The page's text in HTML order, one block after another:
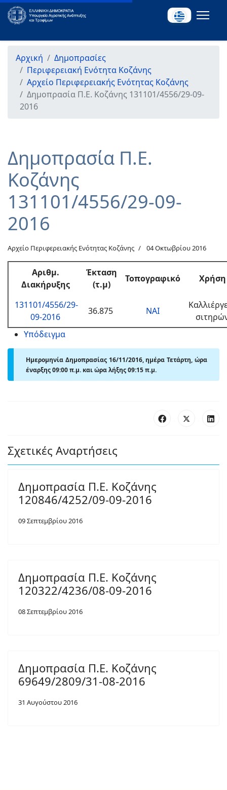
Αρχική
Δημοπρασίες
Περιφερειακή Ενότητα Κοζάνης
Αρχείο Περιφερειακής Ενότητας Κοζάνης
Δημοπρασία Π.Ε. Κοζάνης 131101/4556/29-09-
2016
Δημοπρασία Π.Ε.
Κοζάνης
131101/4556/29-09-
2016
Αρχείο Περιφερειακής Ενότητας Κοζάνης 04 Οκτωβρίου 2016
Αριθμ.
Διακήρυξης
Έκταση
(τ.μ)
Τοπογραφικό Χρήση
131101/4556/29-
09-2016
36.875 ΝΑΙ
Υπόδειγμα
Ημερομηνία Δημοπρασίας 16/11/2016, ημέρα Τετάρτη, ώρα
έναρξης 09:00 π.μ. και ώρα λήξης 09:15 π.μ.
Σχετικές Αναρτήσεις
Δημοπρασία Π.Ε. Κοζάνης
120846/4252/09-09-2016
09 Σεπτεμβρίου 2016
Δημοπρασία Π.Ε. Κοζάνης
120322/4236/08-09-2016
08 Σεπτεμβρίου 2016
Δημοπρασία Π.Ε. Κοζάνης
69649/2809/31-08-2016
31 Αυγούστου 2016